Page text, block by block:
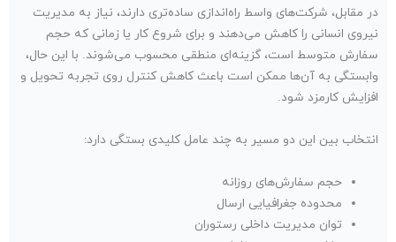
در مقابل، شرکت‌های واسط راه‌اندازی ساده‌تری دارند، نیاز به مدیریت
نیروی انسانی را کاهش می‌دهند و برای شروع کار یا زمانی که حجم
سفارش متوسط است، گزینه‌ای منطقی محسوب می‌شوند. با این حال،
وابستگی به آن‌ها ممکن است باعث کاهش کنترل روی تجربه تحویل و
افزایش کارمزد شود.
انتخاب بین این دو مسیر به چند عامل کلیدی بستگی دارد:
حجم سفارش‌های روزانه
محدوده جغرافیایی ارسال
توان مدیریت داخلی رستوران